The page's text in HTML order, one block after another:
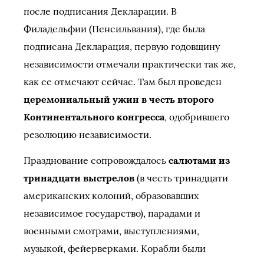
после подписания Декларации. В
Филадельфии (Пенсильвания), где была
подписана Декларация, первую годовщину
независимости отмечали практически так же,
как ее отмечают сейчас. Там был проведен
церемониальный ужин в честь второго
Континентального конгресса, одобрившего
резолюцию независимости.
Празднование сопровождалось салютами из
тринадцати выстрелов (в честь тринадцати
американских колоний, образовавших
независимое государство), парадами и
военными смотрами, выступлениями,
музыкой, фейерверками. Корабли были